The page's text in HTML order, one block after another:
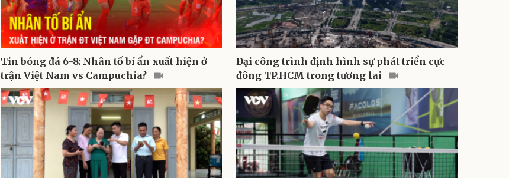
Tin bóng đá 6-8: Nhân tố bí ẩn xuất hiện ở
trận Việt Nam vs Campuchia?
Đại công trình định hình sự phát triển cực
đông TP.HCM trong tương lai